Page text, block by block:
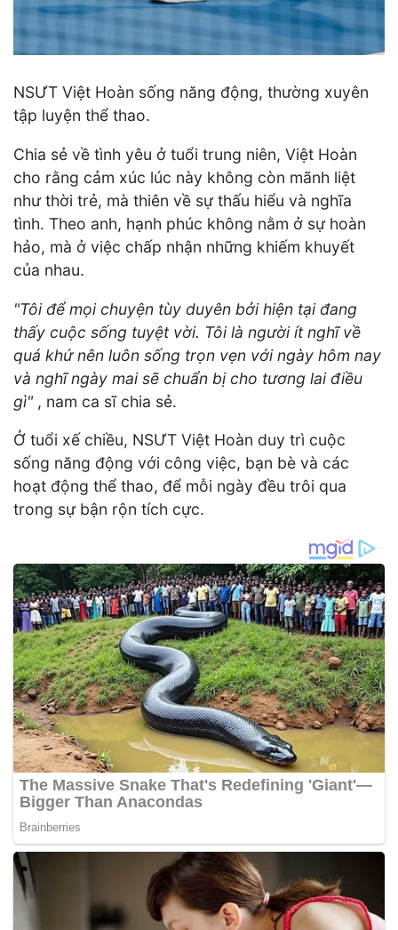
NSƯT Việt Hoàn sống năng động, thường xuyên
tập luyện thể thao.
Chia sẻ về tình yêu ở tuổi trung niên, Việt Hoàn
cho rằng cảm xúc lúc này không còn mãnh liệt
như thời trẻ, mà thiên về sự thấu hiểu và nghĩa
tình. Theo anh, hạnh phúc không nằm ở sự hoàn
hảo, mà ở việc chấp nhận những khiếm khuyết
của nhau.
"Tôi để mọi chuyện tùy duyên bởi hiện tại đang
thấy cuộc sống tuyệt vời. Tôi là người ít nghĩ về
quá khứ nên luôn sống trọn vẹn với ngày hôm nay
và nghĩ ngày mai sẽ chuẩn bị cho tương lai điều
gì" , nam ca sĩ chia sẻ.
Ở tuổi xế chiều, NSƯT Việt Hoàn duy trì cuộc
sống năng động với công việc, bạn bè và các
hoạt động thể thao, để mỗi ngày đều trôi qua
trong sự bận rộn tích cực.